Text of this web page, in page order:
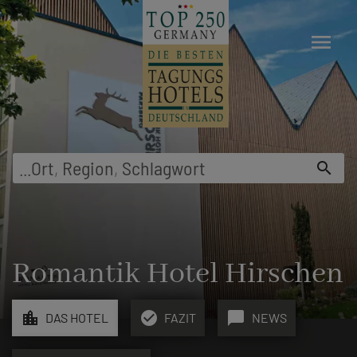
Ort, Region, Schlagwort search
menu
Romantik Hotel Hirschen
location_city DAS HOTEL check_circle FAZIT chat_bubble NEWS